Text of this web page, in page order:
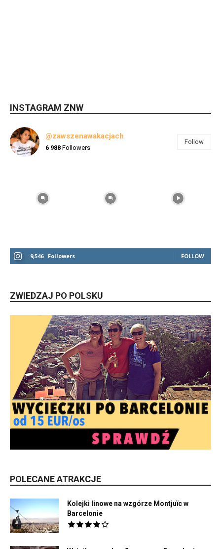
INSTAGRAM ZNW
@zawszenawakacjach
6 988 Followers
Follow
9,546 Followers FOLLOW
ZWIEDZAJ PO POLSKU
POLECANE ATRAKCJE
Kolejki linowe na wzgórze Montjuïc w
Barcelonie